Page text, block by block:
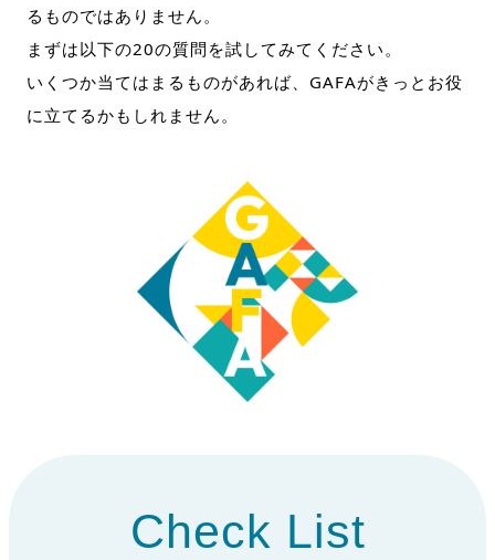
るものではありません。
まずは以下の20の質問を試してみてください。
いくつか当てはまるものがあれば、GAFAがきっとお役
に立てるかもしれません。
Check List